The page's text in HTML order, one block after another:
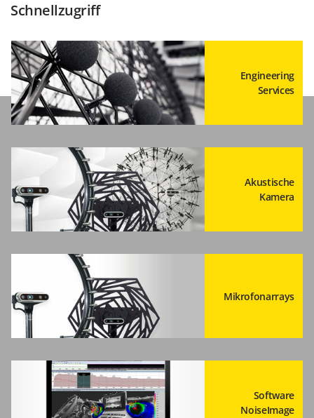
Schnellzugriff
Engineering
Services
Akustische
Kamera
Mikrofonarrays
Software
NoiseImage